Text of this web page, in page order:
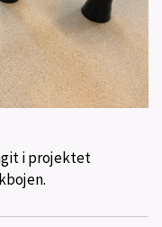
i projektet